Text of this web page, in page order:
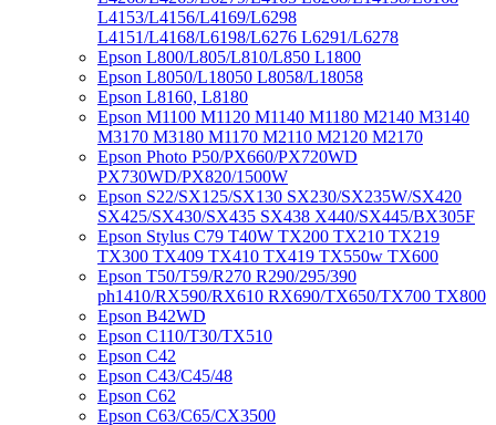
L4153/L4156/L4169/L6298
L4151/L4168/L6198/L6276 L6291/L6278
Epson L800/L805/L810/L850 L1800
Epson L8050/L18050 L8058/L18058
Epson L8160, L8180
Epson M1100 M1120 M1140 M1180 M2140 M3140
M3170 M3180 M1170 M2110 M2120 M2170
Epson Photo P50/PX660/PX720WD
PX730WD/PX820/1500W
Epson S22/SX125/SX130 SX230/SX235W/SX420
SX425/SX430/SX435 SX438 X440/SX445/BX305F
Epson Stylus C79 T40W TX200 TX210 TX219
TX300 TX409 TX410 TX419 TX550w TX600
Epson T50/T59/R270 R290/295/390
ph1410/RX590/RX610 RX690/TX650/TX700 TX800
Epson B42WD
Epson C110/T30/TX510
Epson C42
Epson C43/C45/48
Epson C62
Epson C63/C65/CX3500